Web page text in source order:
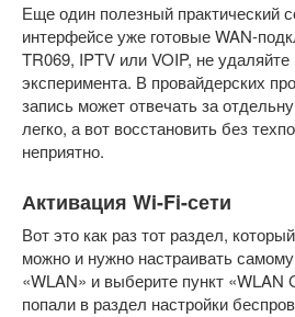
Еще один полезный практический
интерфейсе уже готовые WAN-
TR069, IPTV или VOIP, не
эксперимента. В провайдерских
запись может отвечать за
легко, а вот восстановить без
неприятно.
Активация Wi-Fi-сети
Вот это как раз тот раздел,
можно и нужно настраивать
«WLAN» и выберите пункт «WLAN
попали в раздел настройки